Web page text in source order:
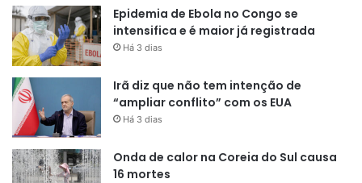
Epidemia de Ebola no Congo se
intensifica e é maior já registrada
Há 3 dias
Irã diz que não tem intenção de
“ampliar conflito” com os EUA
Há 3 dias
Onda de calor na Coreia do Sul causa
16 mortes